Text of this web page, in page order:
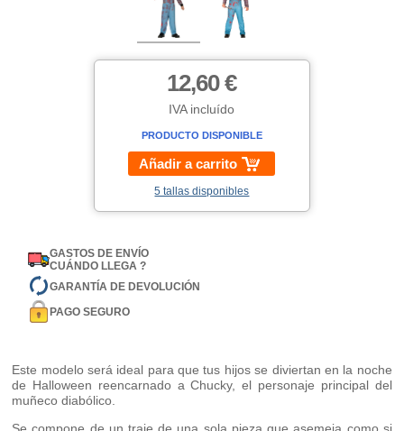
12,60 €
IVA incluído
PRODUCTO DISPONIBLE
Añadir a carrito
5 tallas disponibles
GASTOS DE ENVÍO
CUÁNDO LLEGA ?
GARANTÍA DE DEVOLUCIÓN
PAGO SEGURO
Este modelo será ideal para que tus hijos se diviertan en la noche
de Halloween reencarnado a Chucky, el personaje principal del
muñeco diabólico.